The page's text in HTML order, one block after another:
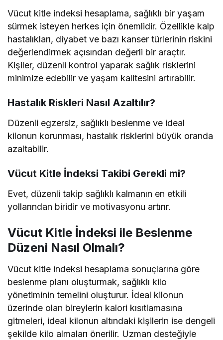
Vücut kitle indeksi hesaplama, sağlıklı bir yaşam
sürmek isteyen herkes için önemlidir. Özellikle kalp
hastalıkları, diyabet ve bazı kanser türlerinin riskini
değerlendirmek açısından değerli bir araçtır.
Kişiler, düzenli kontrol yaparak sağlık risklerini
minimize edebilir ve yaşam kalitesini artırabilir.
Hastalık Riskleri Nasıl Azaltılır?
Düzenli egzersiz, sağlıklı beslenme ve ideal
kilonun korunması, hastalık risklerini büyük oranda
azaltabilir.
Vücut Kitle İndeksi Takibi Gerekli mi?
Evet, düzenli takip sağlıklı kalmanın en etkili
yollarından biridir ve motivasyonu artırır.
Vücut Kitle İndeksi ile Beslenme
Düzeni Nasıl Olmalı?
Vücut kitle indeksi hesaplama sonuçlarına göre
beslenme planı oluşturmak, sağlıklı kilo
yönetiminin temelini oluşturur. İdeal kilonun
üzerinde olan bireylerin kalori kısıtlamasına
gitmeleri, ideal kilonun altındaki kişilerin ise dengeli
şekilde kilo almaları önerilir. Uzman desteğiyle